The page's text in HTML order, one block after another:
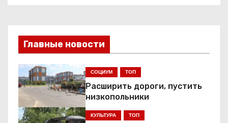
г
а
ц
и
Главные новости
СОЦИУМ ТОП
Расширить дороги, пустить
низкопольники
КУЛЬТУРА ТОП